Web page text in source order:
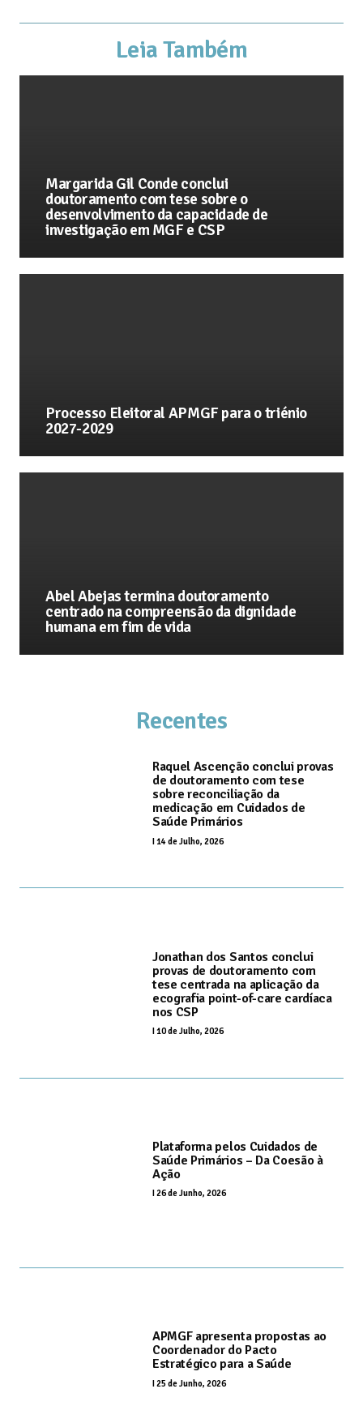
Leia Também
Margarida Gil Conde conclui
doutoramento com tese sobre o
desenvolvimento da capacidade de
investigação em MGF e CSP
Processo Eleitoral APMGF para o triénio
2027-2029
Abel Abejas termina doutoramento
centrado na compreensão da dignidade
humana em fim de vida
Recentes
Raquel Ascenção conclui provas
de doutoramento com tese
sobre reconciliação da
medicação em Cuidados de
Saúde Primários
I14 de Julho, 2026
Jonathan dos Santos conclui
provas de doutoramento com
tese centrada na aplicação da
ecografia point-of-care cardíaca
nos CSP
I10 de Julho, 2026
Plataforma pelos Cuidados de
Saúde Primários – Da Coesão à
Ação
26 de Junho, 2026
APMGF apresenta propostas ao
Coordenador do Pacto
Estratégico para a Saúde
I25 de Junho, 2026